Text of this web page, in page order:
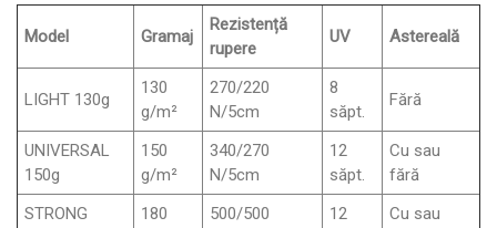
Model Gramaj
Rezistență
rupere
UV Astereală
LIGHT 130g
130
g/m²
270/220
N/5cm
8
săpt.
Fără
UNIVERSAL
150g
150
g/m²
340/270
N/5cm
12
săpt.
Cu sau
fără
STRONG
180 500/500 12 Cu sau